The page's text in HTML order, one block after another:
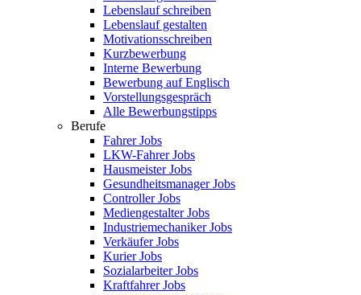
Lebenslauf schreiben
Lebenslauf gestalten
Motivationsschreiben
Kurzbewerbung
Interne Bewerbung
Bewerbung auf Englisch
Vorstellungsgespräch
Alle Bewerbungstipps
Berufe
Fahrer Jobs
LKW-Fahrer Jobs
Hausmeister Jobs
Gesundheitsmanager Jobs
Controller Jobs
Mediengestalter Jobs
Industriemechaniker Jobs
Verkäufer Jobs
Kurier Jobs
Sozialarbeiter Jobs
Kraftfahrer Jobs